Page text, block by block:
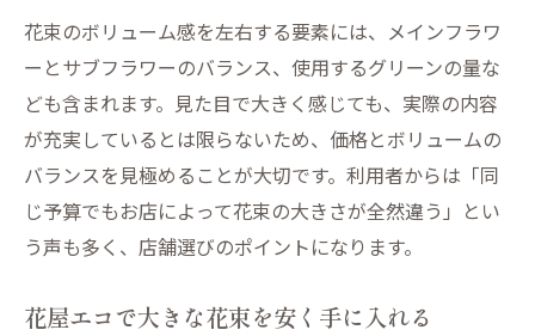
花束のボリューム感を左右する要素には、メインフラワ
ーとサブフラワーのバランス、使用するグリーンの量な
ども含まれます。見た目で大きく感じても、実際の内容
が充実しているとは限らないため、価格とボリュームの
バランスを見極めることが大切です。利用者からは「同
じ予算でもお店によって花束の大きさが全然違う」とい
う声も多く、店舗選びのポイントになります。
花屋エコで大きな花束を安く手に入れる